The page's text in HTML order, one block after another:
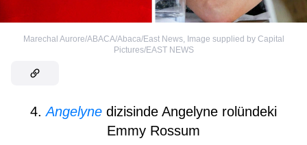
Marechal Aurore/ABACA/Abaca/East News, Image supplied by Capital
Pictures/EAST NEWS
4.Angelyne dizisinde Angelyne rolündeki
Emmy Rossum